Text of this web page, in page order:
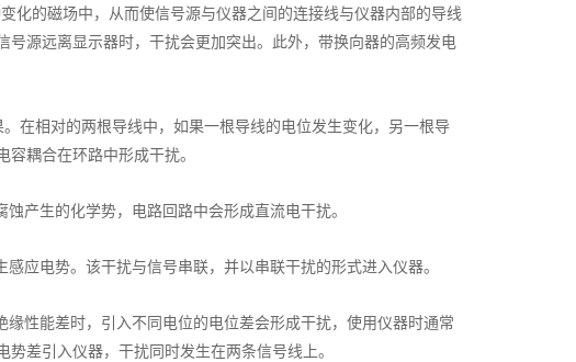
化的磁场中，从而使信号源与仪器之间的连接线与仪器内部的导线
源远离显示器时，干扰会更加突出。此外，带换向器的高频发电
相对的两根导线中，如果一根导线的电位发生变化，另一根导
耦合在环路中形成干扰。
生的化学势，电路回路中会形成直流电干扰。
电势。该干扰与信号串联，并以串联干扰的形式进入仪器。
能差时，引入不同电位的电位差会形成干扰，使用仪器时通常
差引入仪器，干扰同时发生在两条信号线上。